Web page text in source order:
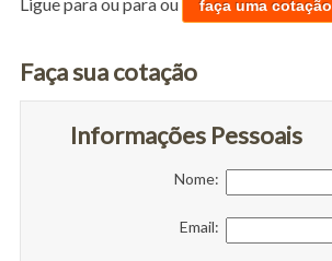
faça uma cotação
Faça sua cotação
Informações Pessoais
Nome:
Email: